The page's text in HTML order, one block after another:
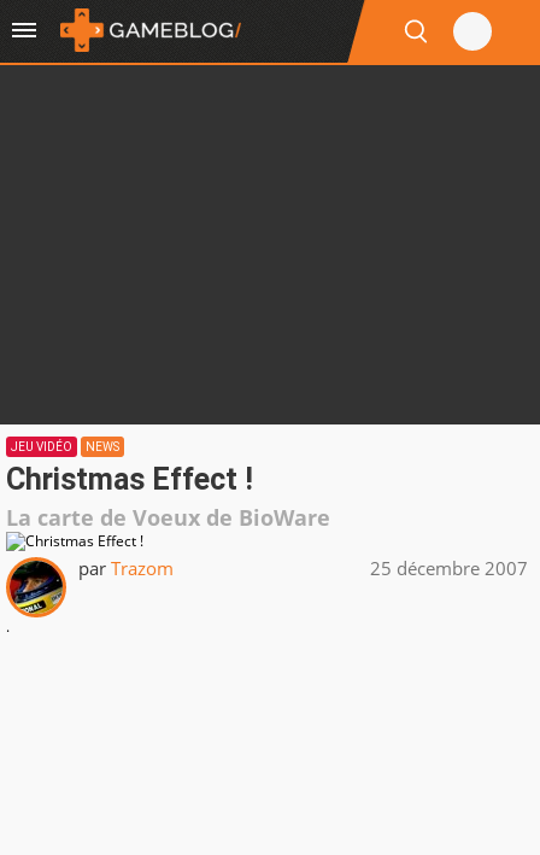
JEU VIDÉO NEWS
Christmas Effect !
La carte de Voeux de BioWare
par Trazom 25 décembre 2007
.